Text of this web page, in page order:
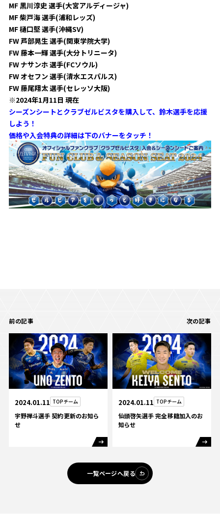
MF 黒川淳史 選手(大宮アルディージャ)
MF 柴戸海 選手(浦和レッズ)
MF 樋口堅 選手(沖縄SV)
FW 芦部晃生 選手(関東学院大学)
FW 藤本一輝 選手(大分トリニータ)
FW ナサンホ 選手(FCソウル)
FW オセフン 選手(清水エスパルス)
FW 藤尾翔太 選手(セレッソ大阪)
※2024年1月11日 現在
シーズンシートとクラブゼルビスタを購入して、鈴木選手を応援
しよう！
価格や入会特典の詳細は下のバナーをタッチ！
前の記事
2024.01.11 TOPチーム
宇野禅斗選手 契約更新のお知ら
せ
次の記事
2024.01.11 TOPチーム
仙頭啓矢選手 完全移籍加入のお
知らせ
一覧ページへ戻る